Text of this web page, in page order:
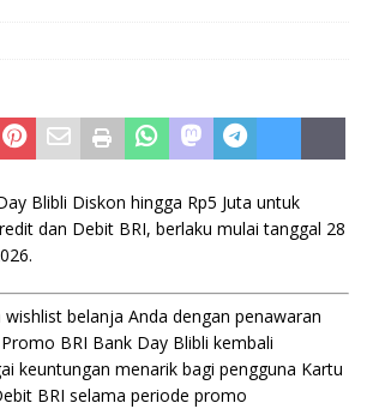
Blibli Diskon hingga Rp5 Juta untuk
dan Debit BRI, berlaku mulai tanggal 28
belanja Anda dengan penawaran
BRI Bank Day Blibli kembali
keuntungan menarik bagi pengguna Kartu
BRI selama periode promo